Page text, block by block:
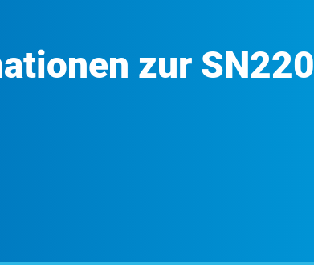
zur SN220